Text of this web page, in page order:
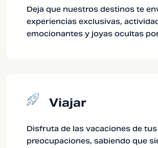
Deja que nuestros destinos te
experiencias exclusivas,
emocionantes y joyas ocultas
Viajar
Disfruta de las vacaciones de
preocupaciones, sabiendo que